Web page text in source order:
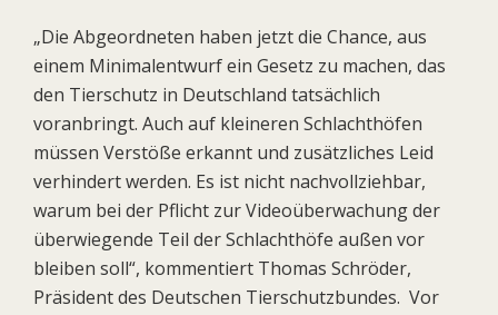
„Die Abgeordneten haben jetzt die Chance, aus
einem Minimalentwurf ein Gesetz zu machen, das
den Tierschutz in Deutschland tatsächlich
voranbringt. Auch auf kleineren Schlachthöfen
müssen Verstöße erkannt und zusätzliches Leid
verhindert werden. Es ist nicht nachvollziehbar,
warum bei der Pflicht zur Videoüberwachung der
überwiegende Teil der Schlachthöfe außen vor
bleiben soll“, kommentiert Thomas Schröder,
Präsident des Deutschen Tierschutzbundes. Vor